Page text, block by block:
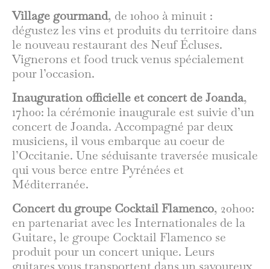
Village gourmand, de 10h00 à minuit :
dégustez les vins et produits du territoire dans
le nouveau restaurant des Neuf Écluses.
Vignerons et food truck venus spécialement
pour l’occasion.
Inauguration officielle et concert de Joanda,
17h00: la cérémonie inaugurale est suivie d’un
concert de Joanda. Accompagné par deux
musiciens, il vous embarque au coeur de
l’Occitanie. Une séduisante traversée musicale
qui vous berce entre Pyrénées et
Méditerranée.
Concert du groupe Cocktail Flamenco, 20h00:
en partenariat avec les Internationales de la
Guitare, le groupe Cocktail Flamenco se
produit pour un concert unique. Leurs
guitares vous transportent dans un savoureux